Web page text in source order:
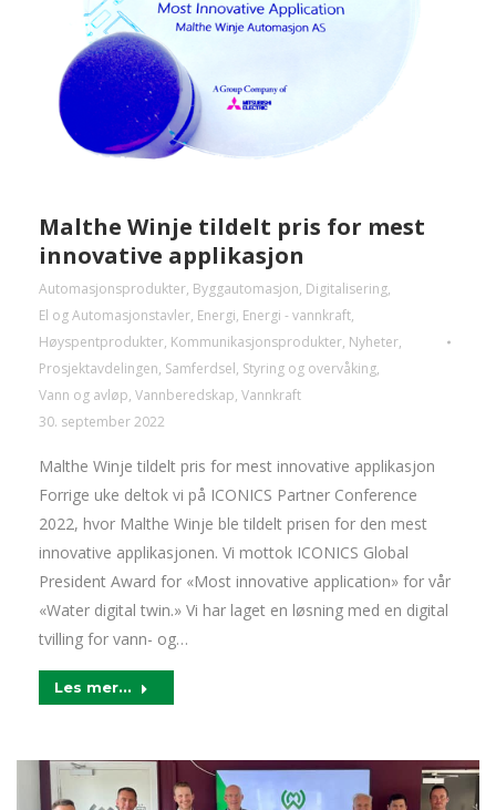
Malthe Winje tildelt pris for mest
innovative applikasjon
Automasjonsprodukter, Byggautomasjon, Digitalisering,
El og Automasjonstavler, Energi, Energi - vannkraft,
Høyspentprodukter, Kommunikasjonsprodukter, Nyheter,
Prosjektavdelingen, Samferdsel, Styring og overvåking,
Vann og avløp, Vannberedskap, Vannkraft
30. september 2022
Malthe Winje tildelt pris for mest innovative applikasjon
Forrige uke deltok vi på ICONICS Partner Conference
2022, hvor Malthe Winje ble tildelt prisen for den mest
innovative applikasjonen. Vi mottok ICONICS Global
President Award for «Most innovative application» for vår
«Water digital twin.» Vi har laget en løsning med en digital
tvilling for vann- og…
Les mer...